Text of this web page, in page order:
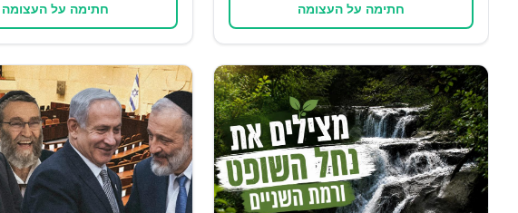
חתימה על העצומה חתימה על העצומה